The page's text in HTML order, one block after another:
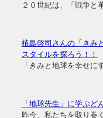
２０世紀は、「戦争と
植島啓司さんの「きみ
スタイルを探ろう！！
「きみと地球を幸せ
「地球先生」に学ぶど
昨今、私たちを取り巻